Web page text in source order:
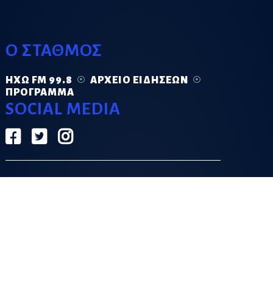
Ο ΣΤΑΘΜΟΣ
ΗΧΏ FM 99.8
ΑΡΧΕΊΟ ΕΙΔΉΣΕΩΝ
ΠΡΌΓΡΑΜΜΑ
SOCIAL MEDIA